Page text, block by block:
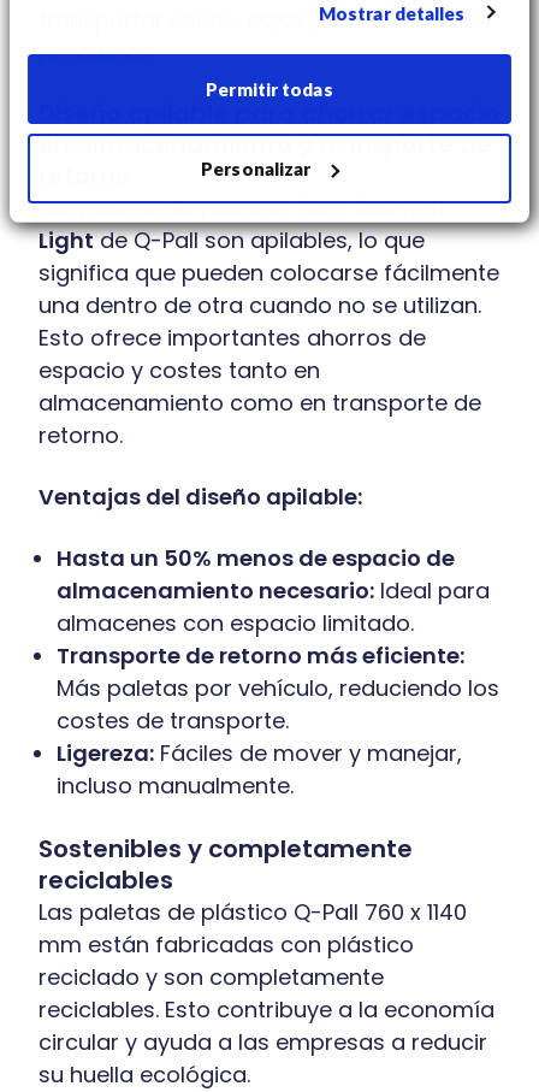
Mostrar detalles
Permitir todas
Personalizar
transportar sacos, cajas y otros
productos.
en almacenamiento y transporte de
Las paletas de plástico 760 x 1140 mm
Lightde Q-Pall son apilables, lo que
significa que pueden colocarse fácilmente
una dentro de otra cuando no se utilizan.
Esto ofrece importantes ahorros de
espacio y costes tanto en
almacenamiento como en transporte de
retorno.
Ventajas del diseño apilable:
Hasta un 50% menos de espacio de
almacenamiento necesario: Ideal para
almacenes con espacio limitado.
Transporte de retorno más eficiente:
Más paletas por vehículo, reduciendo los
costes de transporte.
Ligereza: Fáciles de mover y manejar,
incluso manualmente.
Sostenibles y completamente
reciclables
Las paletas de plástico Q-Pall 760 x 1140
mm están fabricadas con plástico
reciclado y son completamente
reciclables. Esto contribuye a la economía
circular y ayuda a las empresas a reducir
su huella ecológica.